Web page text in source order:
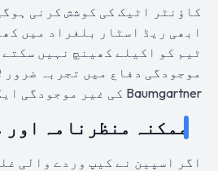
ابھی ریڈ اسٹار بلغراد میں
موجودگی دفاع میں تجربہ ضرور
Baumgartner کی غیر موجودگی ایک اہم خلاء ہے۔
ممکنہ منظرنامہ اور
اگر اسپین نے کیپ وردے والی